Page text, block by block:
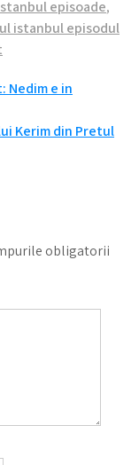
episoade,
istanbul episodul
Nedim e in
Kerim din Pretul
obligatorii